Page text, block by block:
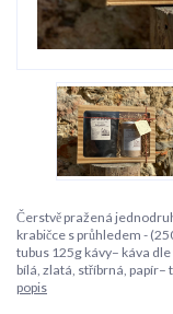
Čerstvě pražená
krabičce s průhledem -
tubus 125g kávy– káva
bílá, zlatá, stříbrná, papír–
popis